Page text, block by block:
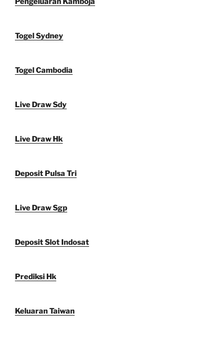
Togel Sydney
Togel Cambodia
Live Draw Sdy
Live Draw Hk
Deposit Pulsa Tri
Live Draw Sgp
Deposit Slot Indosat
Prediksi Hk
Keluaran Taiwan